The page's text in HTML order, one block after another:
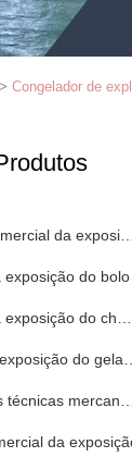
> Congelador de
da
exposição do bolo
do
do gelado
técnicas
da